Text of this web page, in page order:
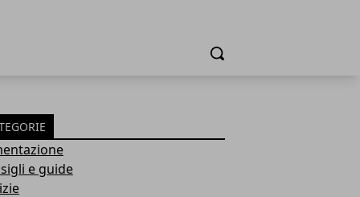
Cerca
e guide